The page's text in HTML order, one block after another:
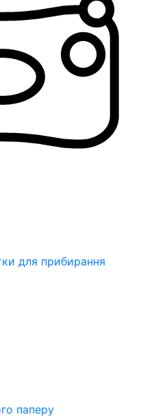
для прибирання
паперу